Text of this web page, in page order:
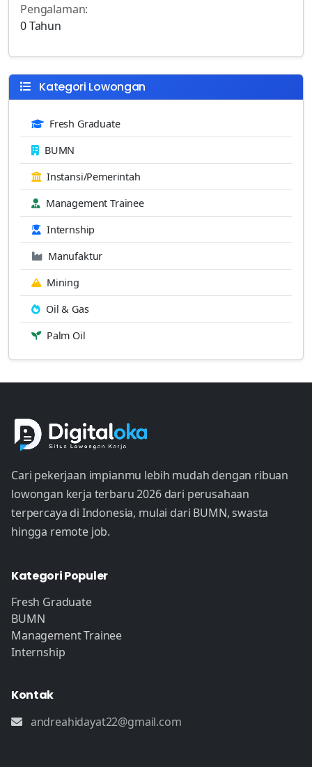
Pengalaman:
0 Tahun
Kategori Lowongan
Fresh Graduate
BUMN
Instansi/Pemerintah
Management Trainee
Internship
Manufaktur
Mining
Oil & Gas
Palm Oil
Cari pekerjaan impianmu lebih mudah dengan ribuan
lowongan kerja terbaru 2026 dari perusahaan
terpercaya di Indonesia, mulai dari BUMN, swasta
hingga remote job.
Kategori Populer
Fresh Graduate
BUMN
Management Trainee
Internship
Kontak
andreahidayat22@gmail.com